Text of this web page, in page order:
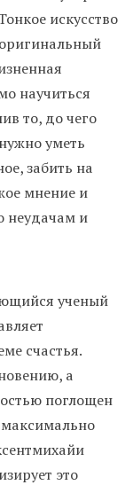
искусство
научиться
то, до чего
уметь
забить на
мнение и
неудачам и
ученый
счастья.
а
поглощен
это